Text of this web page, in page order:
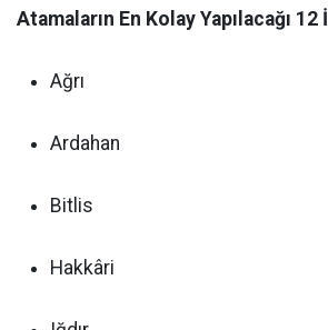
Atamaların En Kolay Yapılacağı 12 İl
Ağrı
Ardahan
Bitlis
Hakkâri